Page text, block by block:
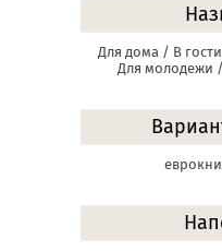
Для дома / В
Для молодежи